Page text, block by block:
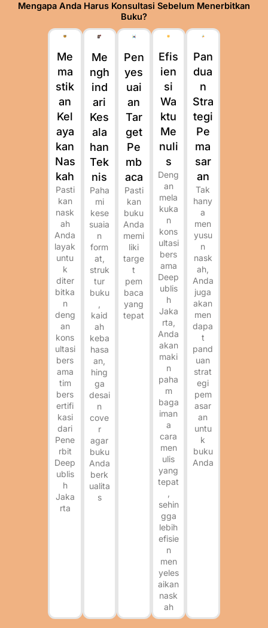
Mengapa Anda Harus Konsultasi Sebelum Menerbitkan
Buku?
Me
ma
stik
an
Kel
aya
kan
Nas
kah
Pasti
kan
nask
ah
Anda
layak
untu
k
diter
bitka
n
deng
an
kons
ultasi
bers
ama
tim
bers
ertifi
kasi
dari
Pene
rbit
Deep
ublis
h
Jaka
rta
Me
ngh
ind
ari
Kes
ala
han
Tek
nis
Paha
mi
kese
suaia
n
form
at,
struk
tur
buku
kaid
ah
keba
hasa
an,
hing
ga
desai
n
cove
r
agar
buku
Anda
berk
ualita
s
Pen
yes
uai
an
Tar
get
Pe
mb
aca
Pasti
kan
buku
Anda
memi
liki
targe
t
pem
baca
yang
tepat
Efis
ien
si
Wa
ktu
Me
nuli
s
Deng
an
mela
kuka
n
kons
ultasi
bers
ama
Deep
ublis
h
Jaka
rta,
Anda
akan
maki
n
paha
m
baga
iman
a
cara
men
ulis
yang
tepat
sehin
gga
lebih
efisie
n
men
yeles
aikan
nask
ah
Pan
dua
n
Stra
tegi
Pe
ma
sar
an
Tak
hany
a
men
yusu
n
nask
ah,
Anda
juga
akan
men
dapa
t
pand
uan
strat
egi
pem
asar
an
untu
k
buku
Anda